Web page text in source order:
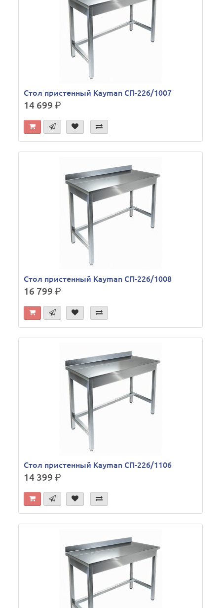
Стол пристенный Kayman СП-226/1007
14 699р.
Стол пристенный Kayman СП-226/1008
16 799р.
Стол пристенный Kayman СП-226/1106
14 399р.